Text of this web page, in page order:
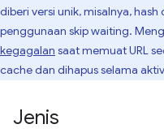
diberi versi unik, misalnya, hash
penggunaan skip waiting.
kegagalan saat memuat URL
cache dan dihapus selama
Jenis